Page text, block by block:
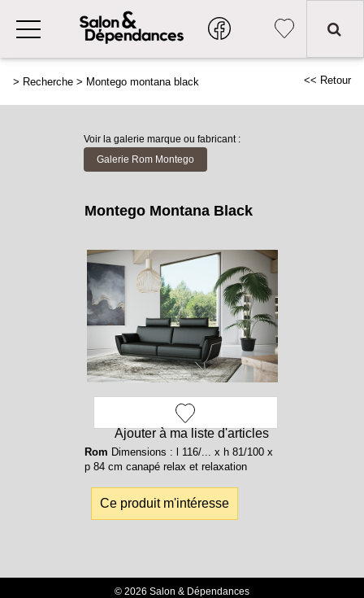
> Recherche > Montego montana black << Retour
Voir la galerie marque ou fabricant :
Galerie Rom Montego
Ajouter à ma liste d'articles
Montego Montana Black
Rom Dimensions : l 116/... x h 81/100 x
p 84 cm canapé relax et relaxation
Ce produit m'intéresse
© 2026 Salon & Dépendances